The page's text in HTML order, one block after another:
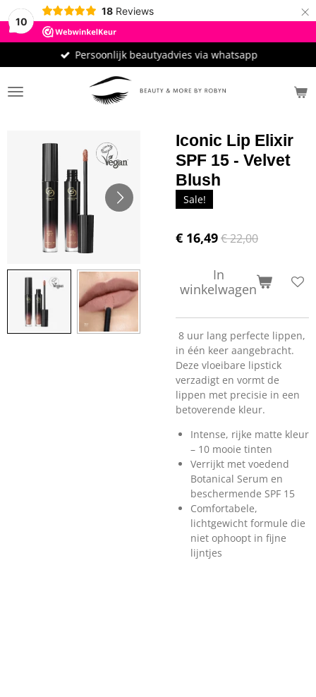
10
18 Reviews ×
Persoonlijk beautyadvies via whatsapp
Iconic Lip Elixir
SPF 15 - Velvet
Blush
Sale!
€ 16,49€ 22,00
In
winkelwagen
8 uur lang perfecte lippen,
in één keer aangebracht.
Deze vloeibare lipstick
verzadigt en vormt de
lippen met precisie in een
betoverende kleur.
Intense, rijke matte kleur
– 10 mooie tinten
Verrijkt met voedend
Botanical Serum en
beschermende SPF 15
Comfortabele,
lichtgewicht formule die
niet ophoopt in fijne
lijntjes